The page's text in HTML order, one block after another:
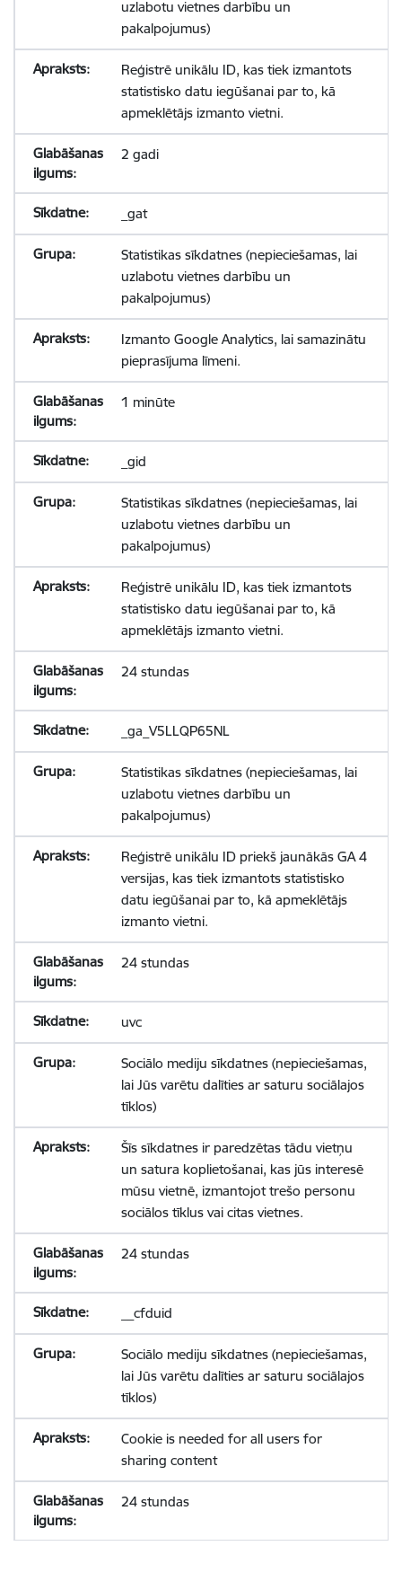
uzlabotu vietnes darbību un
pakalpojumus)
Reģistrē unikālu ID, kas tiek izmantots
statistisko datu iegūšanai par to, kā
apmeklētājs izmanto vietni.
2 gadi
_gat
Statistikas sīkdatnes (nepieciešamas, lai
uzlabotu vietnes darbību un
pakalpojumus)
Izmanto Google Analytics, lai samazinātu
pieprasījuma līmeni.
1 minūte
_gid
Statistikas sīkdatnes (nepieciešamas, lai
uzlabotu vietnes darbību un
pakalpojumus)
Reģistrē unikālu ID, kas tiek izmantots
statistisko datu iegūšanai par to, kā
apmeklētājs izmanto vietni.
24 stundas
_ga_V5LLQP65NL
Statistikas sīkdatnes (nepieciešamas, lai
uzlabotu vietnes darbību un
pakalpojumus)
Reģistrē unikālu ID priekš jaunākās GA 4
versijas, kas tiek izmantots statistisko
datu iegūšanai par to, kā apmeklētājs
izmanto vietni.
24 stundas
uvc
Sociālo mediju sīkdatnes (nepieciešamas,
lai Jūs varētu dalīties ar saturu sociālajos
tīklos)
Šīs sīkdatnes ir paredzētas tādu vietņu
un satura koplietošanai, kas jūs interesē
mūsu vietnē, izmantojot trešo personu
sociālos tīklus vai citas vietnes.
24 stundas
__cfduid
Sociālo mediju sīkdatnes (nepieciešamas,
lai Jūs varētu dalīties ar saturu sociālajos
tīklos)
Cookie is needed for all users for
sharing content
24 stundas